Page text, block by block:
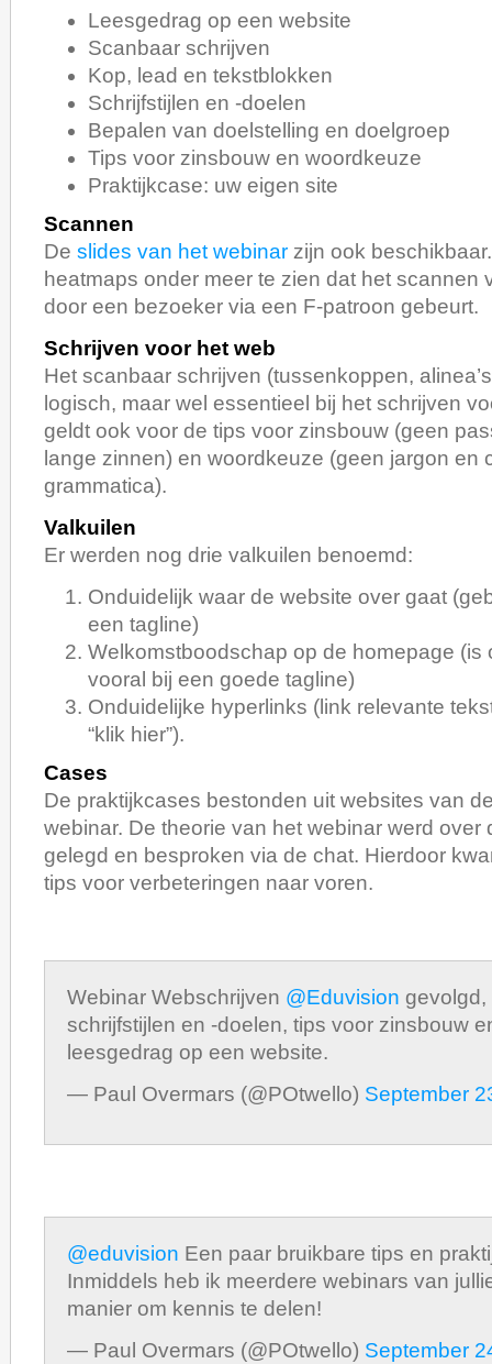
Leesgedrag op een website
Scanbaar schrijven
Kop, lead en tekstblokken
Schrijfstijlen en -doelen
Bepalen van doelstelling en doelgroep
Tips voor zinsbouw en woordkeuze
Praktijkcase: uw eigen site
Scannen
De slides van het webinar zijn ook
heatmaps onder meer te zien dat het scannen
door een bezoeker via een F-patroon gebeurt.
Schrijven voor het web
Het scanbaar schrijven (tussenkoppen,
logisch, maar wel essentieel bij het schrijven
geldt ook voor de tips voor zinsbouw (geen
lange zinnen) en woordkeuze (geen jargon en
grammatica).
Valkuilen
Er werden nog drie valkuilen benoemd:
Onduidelijk waar de website over gaat
een tagline)
Welkomstboodschap op de homepage (is
vooral bij een goede tagline)
Onduidelijke hyperlinks (link relevante
“klik hier”).
Cases
De praktijkcases bestonden uit websites van
webinar. De theorie van het webinar werd over
gelegd en besproken via de chat. Hierdoor
tips voor verbeteringen naar voren.
Webinar Webschrijven @Eduvision gevolgd,
schrijfstijlen en -doelen, tips voor zinsbouw
leesgedrag op een website.
— Paul Overmars (@POtwello) September
@eduvision Een paar bruikbare tips en
Inmiddels heb ik meerdere webinars van
manier om kennis te delen!
— Paul Overmars (@POtwello) September